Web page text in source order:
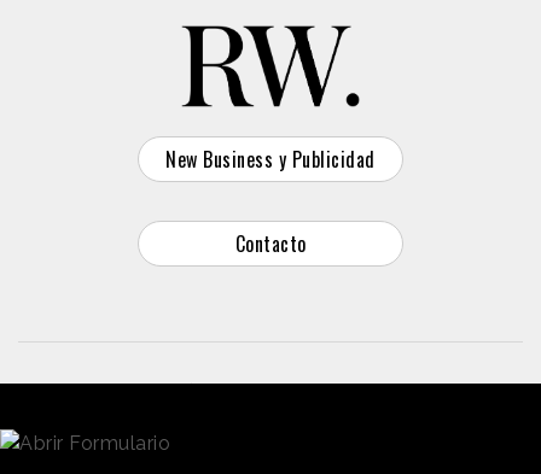
New Business y Publicidad
Contacto
© 2026 Reason Why
Dirección: